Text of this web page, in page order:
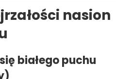
nasion
białego puchu